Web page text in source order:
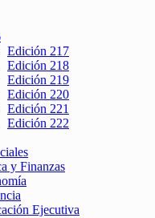
Edición 217
Edición 218
Edición 219
Edición 220
Edición 221
Edición 222
y Finanzas
Ejecutiva